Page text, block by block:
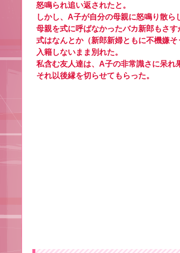
怒鳴られ追い返されたと。
しかし、A子が自分の母親に怒鳴り散
母親を式に呼ばなかったバカ新郎もさす
式はなんとか（新郎新婦ともに不機嫌
入籍しないまま別れた。
私含む友人達は、A子の非常識さに呆れ
それ以後縁を切らせてもらった。